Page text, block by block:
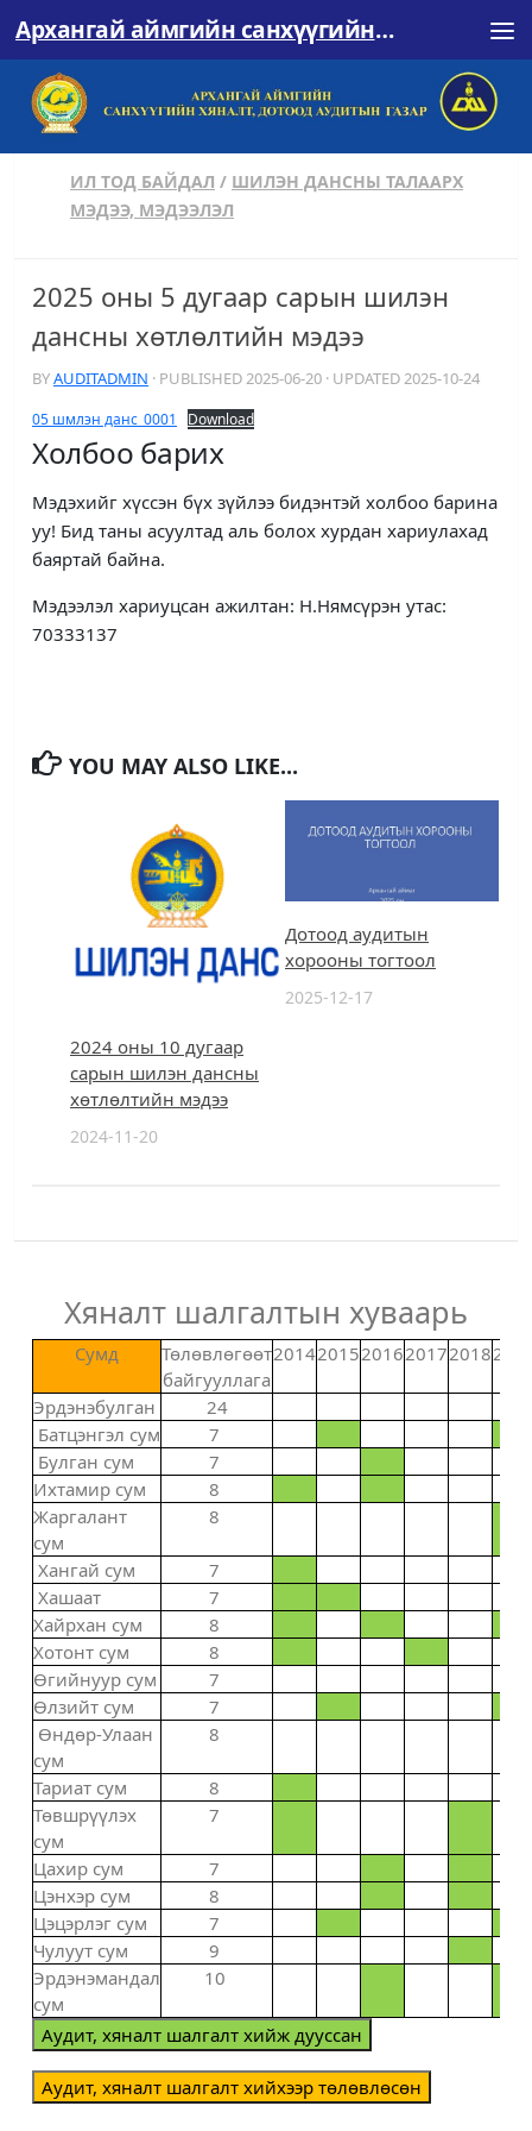
Skip to content Архангай аймгийн санхүүгийн хяналт, дотоод аудитын газар
ИЛ ТОД БАЙДАЛ / ШИЛЭН ДАНСНЫ ТАЛААРХ
МЭДЭЭ, МЭДЭЭЛЭЛ
2025 оны 5 дугаар сарын шилэн
дансны хөтлөлтийн мэдээ
BYAUDITADMIN · PUBLISHED2025-06-20 · UPDATED2025-10-24
05 шмлэн данс_0001 Download
Холбоо барих
Мэдэхийг хүссэн бүх зүйлээ бидэнтэй холбоо барина
уу! Бид таны асуултад аль болох хурдан хариулахад
баяртай байна.
Мэдээлэл хариуцсан ажилтан: Н.Нямсүрэн утас:
70333137
YOU MAY ALSO LIKE...
2024 оны 10 дугаар
сарын шилэн дансны
хөтлөлтийн мэдээ
2024-11-20
Дотоод аудитын
хорооны тогтоол
2025-12-17
Хяналт шалгалтын хуваарь
Сумд
Төлөвлөгөөт
байгууллага
20142015201620172018
Эрдэнэбулган
24
Батцэнгэл сум
7
Булган сум
7
Ихтамир сум
8
Жаргалант
сум
8
Хангай сум
7
Хашаат
7
Хайрхан сум
8
Хотонт сум
8
Өгийнуур сум
7
Өлзийт сум
7
Өндөр-Улаан
сум
8
Тариат сум
8
Төвшрүүлэх
сум
7
Цахир сум
7
Цэнхэр сум
8
Цэцэрлэг сум
7
Чулуут сум
9
Эрдэнэмандал
сум
10
Аудит, хяналт шалгалт хийж дууссан
Аудит, хяналт шалгалт хийхээр төлөвлөсөн